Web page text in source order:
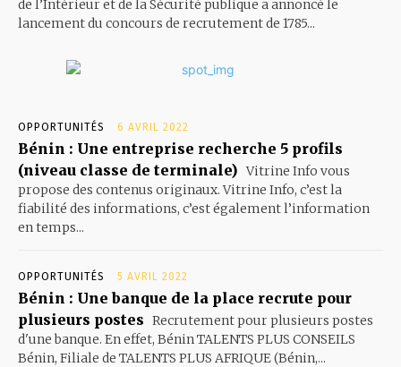
de l’Intérieur et de la Sécurité publique a annoncé le
lancement du concours de recrutement de 1785...
OPPORTUNITÉS 6 AVRIL 2022
Bénin : Une entreprise recherche 5 profils
(niveau classe de terminale) Vitrine Info vous
propose des contenus originaux. Vitrine Info, c’est la
fiabilité des informations, c’est également l’information
en temps...
OPPORTUNITÉS 5 AVRIL 2022
Bénin : Une banque de la place recrute pour
plusieurs postes Recrutement pour plusieurs postes
d'une banque. En effet, Bénin TALENTS PLUS CONSEILS
Bénin, Filiale de TALENTS PLUS AFRIQUE (Bénin,...